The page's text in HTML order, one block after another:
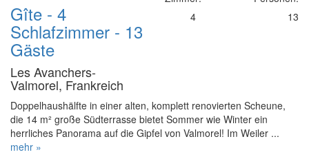
Gîte - 4
Schlafzimmer - 13
Gäste
Les Avanchers-
Valmorel, Frankreich
4
13
Doppelhaushälfte in einer alten, komplett renovierten Scheune,
die 14 m² große Südterrasse bietet Sommer wie Winter ein
herrliches Panorama auf die Gipfel von Valmorel! Im Weiler ...
mehr »